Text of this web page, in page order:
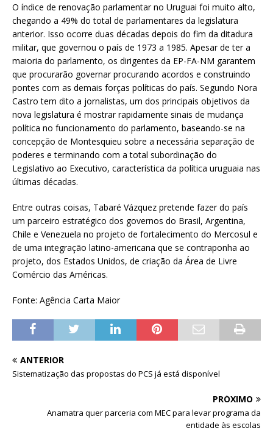
O índice de renovação parlamentar no Uruguai foi muito alto,
chegando a 49% do total de parlamentares da legislatura
anterior. Isso ocorre duas décadas depois do fim da ditadura
militar, que governou o país de 1973 a 1985. Apesar de ter a
maioria do parlamento, os dirigentes da EP-FA-NM garantem
que procurarão governar procurando acordos e construindo
pontes com as demais forças políticas do país. Segundo Nora
Castro tem dito a jornalistas, um dos principais objetivos da
nova legislatura é mostrar rapidamente sinais de mudança
política no funcionamento do parlamento, baseando-se na
concepção de Montesquieu sobre a necessária separação de
poderes e terminando com a total subordinação do
Legislativo ao Executivo, característica da política uruguaia nas
últimas décadas.
Entre outras coisas, Tabaré Vázquez pretende fazer do país
um parceiro estratégico dos governos do Brasil, Argentina,
Chile e Venezuela no projeto de fortalecimento do Mercosul e
de uma integração latino-americana que se contraponha ao
projeto, dos Estados Unidos, de criação da Área de Livre
Comércio das Américas.
Fonte: Agência Carta Maior
ANTERIOR
Sistematização das propostas do PCS já está disponível
PRÓXIMO
Anamatra quer parceria com MEC para levar programa da
entidade às escolas